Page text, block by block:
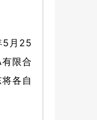
5月25
限合
各自